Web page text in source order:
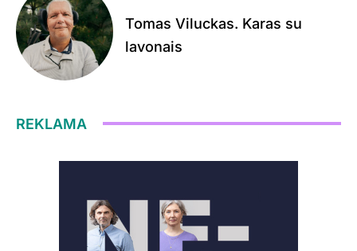
Tomas Viluckas. Karas su
lavonais
REKLAMA